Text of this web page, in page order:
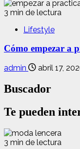
3 min de lectura
Lifestyle
Cómo empezar a
admin abril 17,
Buscador
Te pueden
3 min de lectura